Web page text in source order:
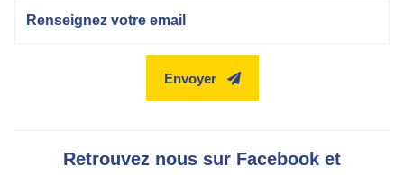
Envoyer
Retrouvez nous sur Facebook et